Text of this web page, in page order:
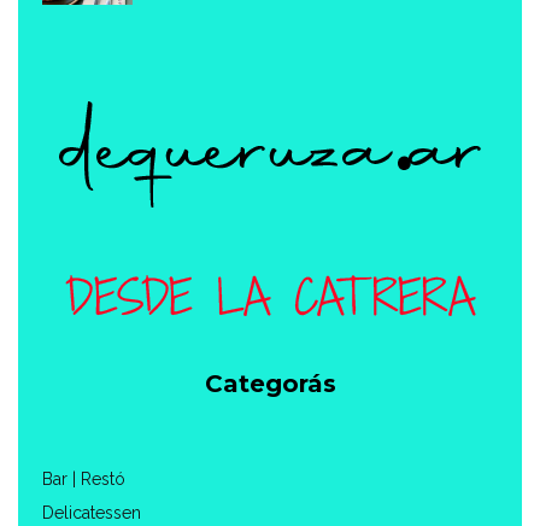
Categorás
Bar | Restó
Delicatessen